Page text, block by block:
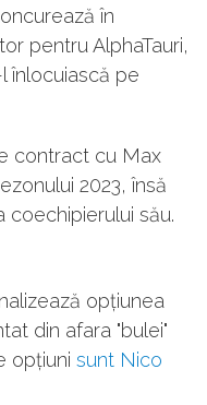
în
pentru AlphaTauri,
înlocuiască pe
contract cu Max
2023, însă
coechipierului său.
opțiunea
din afara "bulei"
opțiuni sunt Nico